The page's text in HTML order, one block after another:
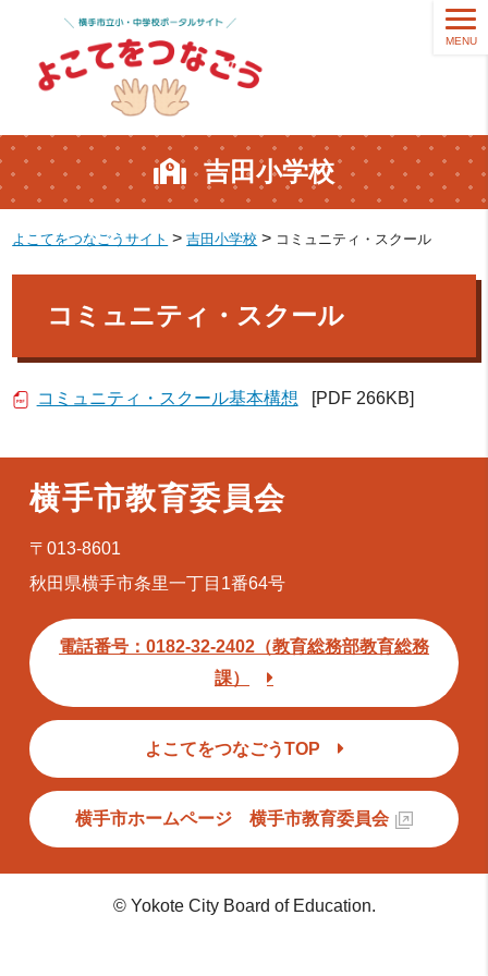
吉田小学校
MENU
よこてをつなごうサイト >吉田小学校 > コミュニティ・スクール
コミュニティ・スクール
コミュニティ・スクール基本構想 [PDF 266KB]
横手市教育委員会
〒013-8601
秋田県横手市条里一丁目1番64号
電話番号：0182-32-2402（教育総務部教育総務
課）
よこてをつなごうTOP
横手市ホームページ 横手市教育委員会
© Yokote City Board of Education.